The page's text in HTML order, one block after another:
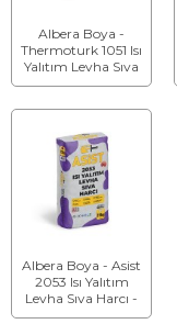
Albera Boya -
Thermoturk 1051 Isı
Yalıtım Levha Sıva
Harcı - Levha Sıva
Albera Boya - Asist
2053 Isı Yalıtım
Levha Sıva Harcı -
Sıva Harcı